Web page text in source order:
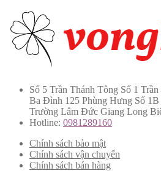
Số 5 Trần Thánh Tông Số 1
Ba Đình 125 Phùng Hưng Số
Trường Lâm Đức Giang Long
Hotline: 0981289160
Chính sách bảo mật
Chính sách vận chuyển
Chính sách bán hàng